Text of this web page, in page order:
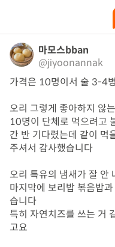
마모스bban
@jiyoonannak
가격은 10명이서 술 3-4
오리 그렇게 좋아하지 않
10명이 단체로 먹으려고
간 반 기다렸는데 같이 먹
주셔서 감사했습니다
오리 특유의 냄새가 잘 안
마지막에 보리밥 볶음밥
습니다
특히 자연치즈를 쓰는 거
고요